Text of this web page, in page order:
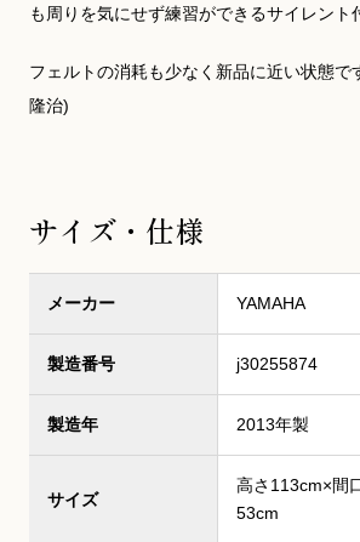
も周りを気にせず練習ができるサイレント
フェルトの消耗も少なく新品に近い状態
隆治)
サイズ・仕様
メーカー YAMAHA
製造番号 j30255874
製造年 2013年製
サイズ
高さ113cm×間
53cm